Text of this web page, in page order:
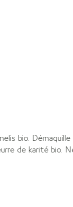
bio.
de karité bio.